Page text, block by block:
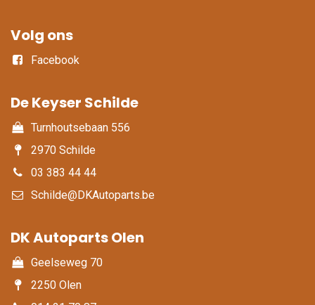
Volg ons
Facebook
De Keyser Schilde
Turnhoutsebaan 556
2970 Schilde
03 383 44 44
Schilde@DKAutoparts.be
DK Autoparts Olen​
Geelseweg 70
2250 Olen